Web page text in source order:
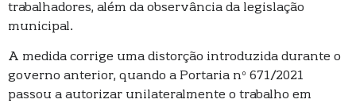
trabalhadores, além da observância da legislação
municipal.
A medida corrige uma distorção introduzida durante o
governo anterior, quando a Portaria nº 671/2021
passou a autorizar unilateralmente o trabalho em